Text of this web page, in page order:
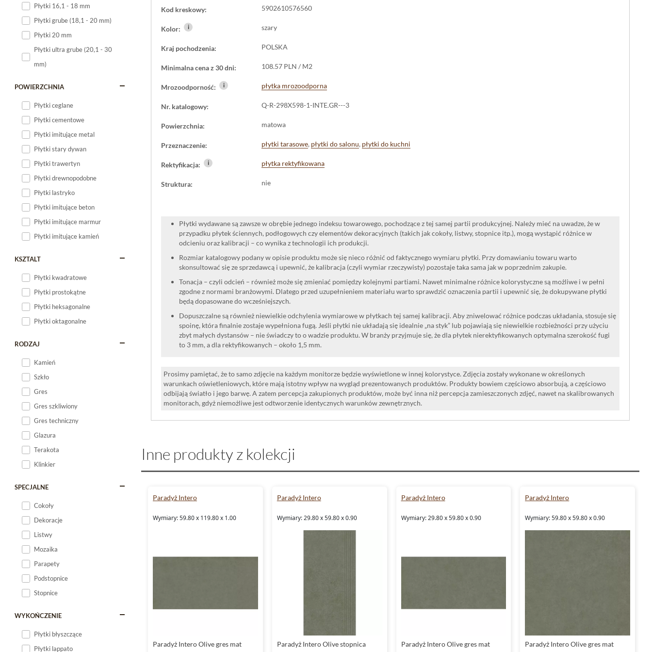
Płytki małe
Płytki 16,1 - 18 mm
Płytki grube (18,1 - 20 mm)
Płytki 20 mm
Płytki ultra grube (20,1 - 30
mm)
POWIERZCHNIA
Płytki ceglane
Płytki cementowe
Płytki imitujące metal
Płytki stary dywan
Płytki trawertyn
Płytki drewnopodobne
Płytki lastryko
Płytki imitujące beton
Płytki imitujące marmur
Płytki imitujące kamień
KSZTALT
Płytki kwadratowe
Płytki prostokątne
Płytki heksagonalne
Płytki oktagonalne
RODZAJ
Kamień
Szkło
Gres
Gres szkliwiony
Gres techniczny
Glazura
Terakota
Klinkier
SPECJALNE
Cokoły
Dekoracje
Listwy
Mozaika
Parapety
Podstopnice
Stopnice
WYKOŃCZENIE
Płytki błyszczące
Płytki lappato
Kod kreskowy: 5902610576560
Kolor: i szary
Kraj pochodzenia: POLSKA
Minimalna cena z 30 dni: 108.57 PLN / M2
Mrozoodporność: i płytka mrozoodporna
Nr. katalogowy: Q-R-298X598-1-INTE.GR---3
Powierzchnia: matowa
Przeznaczenie: płytki tarasowe, płytki do salonu, płytki do kuchni
Rektyfikacja: i płytka rektyfikowana
Struktura: nie
Płytki wydawane są zawsze w obrębie jednego indeksu towarowego, pochodzące z tej samej partii produkcyjnej. Należy mieć na uwadze, że w
przypadku płytek ściennych, podłogowych czy elementów dekoracyjnych (takich jak cokoły, listwy, stopnice itp.), mogą wystąpić różnice w
odcieniu oraz kalibracji – co wynika z technologii ich produkcji.
Rozmiar katalogowy podany w opisie produktu może się nieco różnić od faktycznego wymiaru płytki. Przy domawianiu towaru warto
skonsultować się ze sprzedawcą i upewnić, że kalibracja (czyli wymiar rzeczywisty) pozostaje taka sama jak w poprzednim zakupie.
Tonacja – czyli odcień – również może się zmieniać pomiędzy kolejnymi partiami. Nawet minimalne różnice kolorystyczne są możliwe i w pełni
zgodne z normami branżowymi. Dlatego przed uzupełnieniem materiału warto sprawdzić oznaczenia partii i upewnić się, że dokupywane płytki
będą dopasowane do wcześniejszych.
Dopuszczalne są również niewielkie odchylenia wymiarowe w płytkach tej samej kalibracji. Aby zniwelować różnice podczas układania, stosuje się
spoinę, która finalnie zostaje wypełniona fugą. Jeśli płytki nie układają się idealnie „na styk” lub pojawiają się niewielkie rozbieżności przy użyciu
zbyt małych dystansów – nie świadczy to o wadzie produktu. W branży przyjmuje się, że dla płytek nierektyfikowanych optymalna szerokość fugi
to 3 mm, a dla rektyfikowanych – około 1,5 mm.
Prosimy pamiętać, że to samo zdjęcie na każdym monitorze będzie wyświetlone w innej kolorystyce. Zdjęcia zostały wykonane w określonych
warunkach oświetleniowych, które mają istotny wpływ na wygląd prezentowanych produktów. Produkty bowiem częściowo absorbują, a częściowo
odbijają światło i jego barwę. A zatem percepcja zakupionych produktów, może być inna niż percepcja zamieszczonych zdjęć, nawet na skalibrowanych
monitorach, gdyż niemożliwe jest odtworzenie identycznych warunków zewnętrznych.
Inne produkty z kolekcji
Paradyż Intero
Wymiary: 59.80 x 119.80 x 1.00
Paradyż Intero Olive gres mat
Paradyż Intero
Wymiary: 29.80 x 59.80 x 0.90
Paradyż Intero Olive stopnica
Paradyż Intero
Wymiary: 29.80 x 59.80 x 0.90
Paradyż Intero Olive gres mat
Paradyż Intero
Wymiary: 59.80 x 59.80 x 0.90
Paradyż Intero Olive gres mat